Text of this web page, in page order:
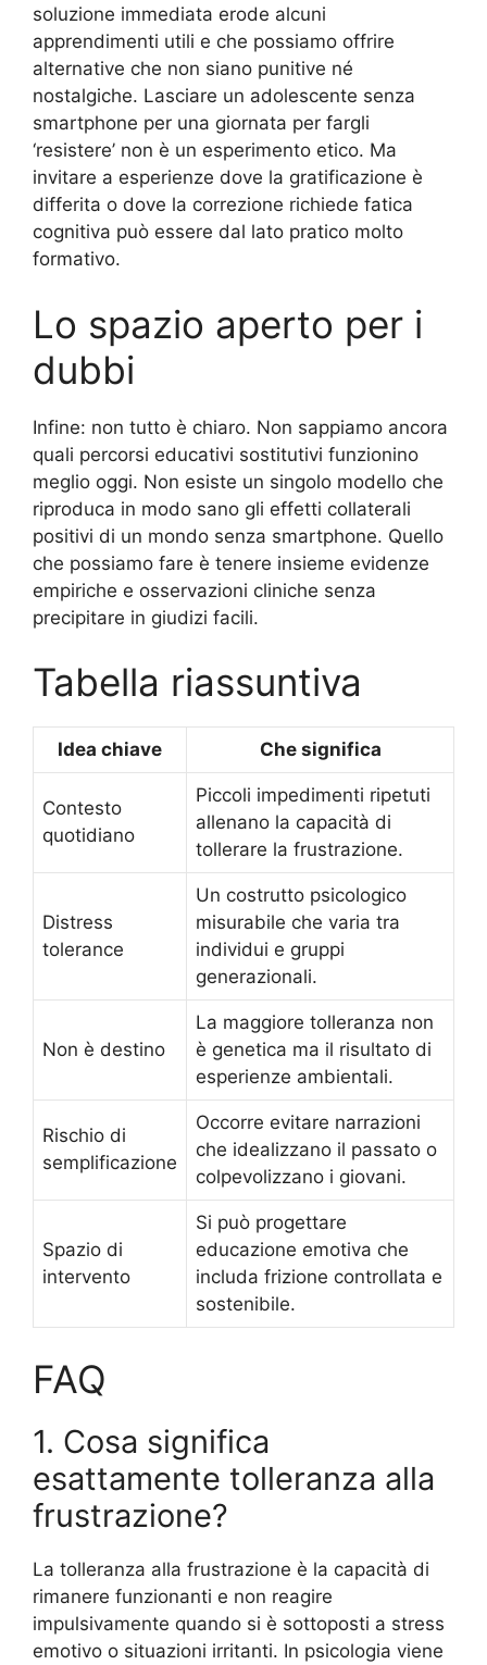
soluzione immediata erode alcuni
apprendimenti utili e che possiamo offrire
alternative che non siano punitive né
nostalgiche. Lasciare un adolescente senza
smartphone per una giornata per fargli
‘resistere’ non è un esperimento etico. Ma
invitare a esperienze dove la gratificazione è
differita o dove la correzione richiede fatica
cognitiva può essere dal lato pratico molto
formativo.
Lo spazio aperto per i
dubbi
Infine: non tutto è chiaro. Non sappiamo ancora
quali percorsi educativi sostitutivi funzionino
meglio oggi. Non esiste un singolo modello che
riproduca in modo sano gli effetti collaterali
positivi di un mondo senza smartphone. Quello
che possiamo fare è tenere insieme evidenze
empiriche e osservazioni cliniche senza
precipitare in giudizi facili.
Tabella riassuntiva
Idea chiave Che significa
Contesto
quotidiano
Piccoli impedimenti ripetuti
allenano la capacità di
tollerare la frustrazione.
Distress
tolerance
Un costrutto psicologico
misurabile che varia tra
individui e gruppi
generazionali.
Non è destino
La maggiore tolleranza non
è genetica ma il risultato di
esperienze ambientali.
Rischio di
semplificazione
Occorre evitare narrazioni
che idealizzano il passato o
colpevolizzano i giovani.
Spazio di
intervento
Si può progettare
educazione emotiva che
includa frizione controllata e
sostenibile.
FAQ
1. Cosa significa
esattamente tolleranza alla
frustrazione?
La tolleranza alla frustrazione è la capacità di
rimanere funzionanti e non reagire
impulsivamente quando si è sottoposti a stress
emotivo o situazioni irritanti. In psicologia viene